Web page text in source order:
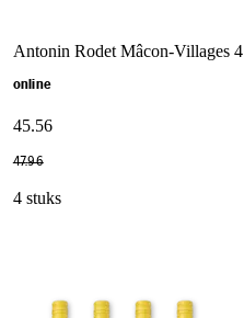
Antonin Rodet Mâcon-Villages 4
online
45.56
47.96
4 stuks